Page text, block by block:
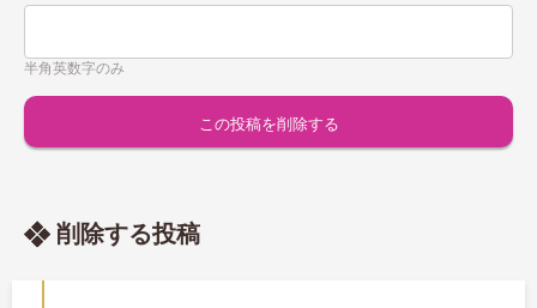
半角英数字のみ
削除する投稿